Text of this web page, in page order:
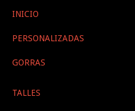
INICIO
PERSONALIZADAS
GORRAS
TALLES